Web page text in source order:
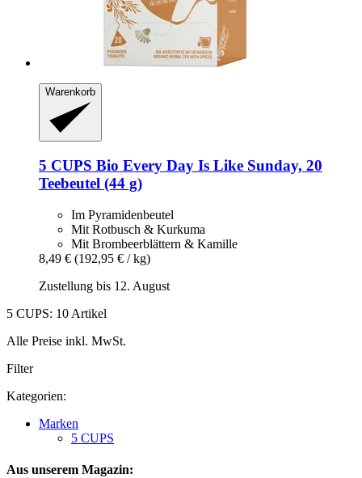
Warenkorb
5 CUPS Bio Every Day Is Like Sunday, 20
Teebeutel (44 g)
Im Pyramidenbeutel
Mit Rotbusch & Kurkuma
Mit Brombeerblättern & Kamille
8,49 € (192,95 € / kg)
Zustellung bis 12. August
5 CUPS: 10 Artikel
Alle Preise inkl. MwSt.
Filter
Kategorien:
Marken
5 CUPS
Aus unserem Magazin: